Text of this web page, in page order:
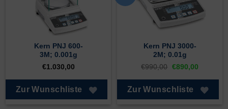
Kern PNJ 600-
3M; 0.001g
€1.030,00
Zur Wunschliste
Kern PNJ 3000-
2M; 0.01g
€990,00 Ursprünglicher
war:
€990,00
€890,00
ist:
€890,00.
Zur Wunschliste